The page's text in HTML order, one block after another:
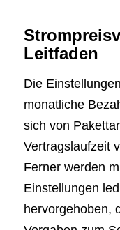
Leitfaden
Die
monatliche
sich von
Vertragslaufzeit
Ferner werden
Einstellungen
hervorgehoben,